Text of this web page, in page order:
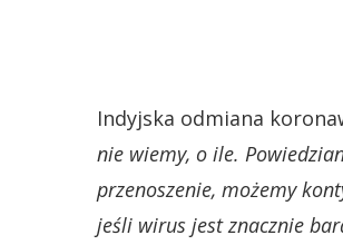
Indyjska odmiana
nie wiemy, o ile.
przenoszenie, możemy
jeśli wirus jest znacznie